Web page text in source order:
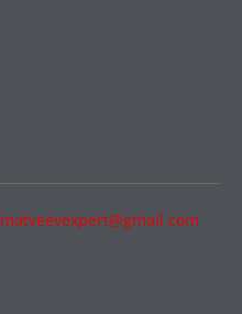
matveevexpert@gmail.com